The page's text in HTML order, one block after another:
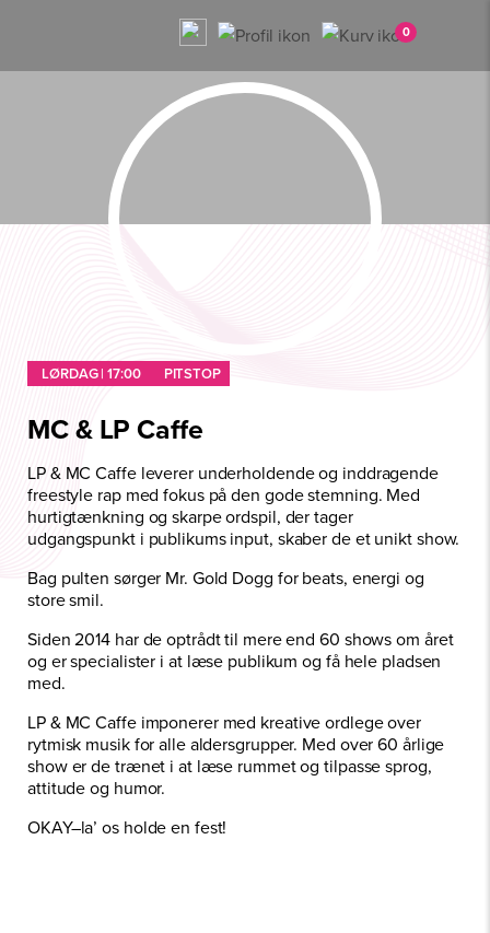
0
LØRDAG | 17:00 PITSTOP
MC & LP Caffe
LP & MC Caffe leverer underholdende og inddragende
freestyle rap med fokus på den gode stemning. Med
hurtigtænkning og skarpe ordspil, der tager
udgangspunkt i publikums input, skaber de et unikt show.
Bag pulten sørger Mr. Gold Dogg for beats, energi og
store smil.
Siden 2014 har de optrådt til mere end 60 shows om året
og er specialister i at læse publikum og få hele pladsen
med.
LP & MC Caffe imponerer med kreative ordlege over
rytmisk musik for alle aldersgrupper. Med over 60 årlige
show er de trænet i at læse rummet og tilpasse sprog,
attitude og humor.
OKAY–la’ os holde en fest!